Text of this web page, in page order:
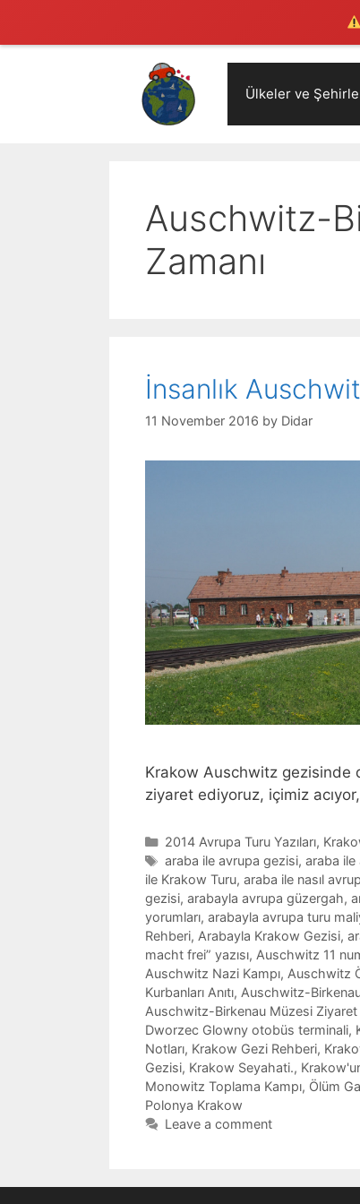
Ülkeler ve
Auschwitz-
Zamanı
İnsanlık
11 November 2016 by Didar
Krakow Auschwitz gezisinde
ziyaret ediyoruz, içimiz
Categories
2014 Avrupa Turu Yazıları,
Tags
araba ile avrupa gezisi, araba
ile Krakow Turu, araba ile nasıl
gezisi, arabayla avrupa güzergah,
yorumları, arabayla avrupa turu
Rehberi, Arabayla Krakow Gezisi,
macht frei” yazısı, Auschwitz 11
Auschwitz Nazi Kampı, Auschwitz
Kurbanları Anıtı, Auschwitz-
Auschwitz-Birkenau Müzesi Ziyaret
Dworzec Glowny otobüs terminali,
Notları, Krakow Gezi Rehberi,
Gezisi, Krakow Seyahati.,
Monowitz Toplama Kampı, Ölüm
Polonya Krakow
Leave a comment